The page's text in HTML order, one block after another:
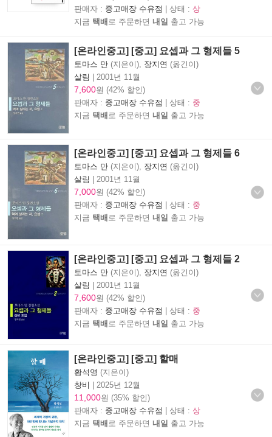
판매자 : 중고매장 수유점 | 상태 : 상
지금 택배 로 주문하면 내일 출고 가능
[온라인중고] [중고] 요셉과 그 형제들 5
토마스 만 (지은이), 장지연 (옮긴이)
살림
2001년 11월
7,600원 (42% 할인)
판매자 : 중고매장 수유점 | 상태 : 중
지금 택배 로 주문하면 내일 출고 가능
[온라인중고] [중고] 요셉과 그 형제들 6
토마스 만 (지은이), 장지연 (옮긴이)
살림
2001년 11월
7,000원 (42% 할인)
판매자 : 중고매장 수유점 | 상태 : 중
지금 택배 로 주문하면 내일 출고 가능
[온라인중고] [중고] 요셉과 그 형제들 2
토마스 만 (지은이), 장지연 (옮긴이)
살림
2001년 11월
7,600원 (42% 할인)
판매자 : 중고매장 수유점 | 상태 : 중
지금 택배 로 주문하면 내일 출고 가능
[온라인중고] [중고] 할매
황석영 (지은이)
창비
2025년 12월
11,000원 (35% 할인)
판매자 : 중고매장 수유점 | 상태 : 상
지금 택배 로 주문하면 내일 출고 가능